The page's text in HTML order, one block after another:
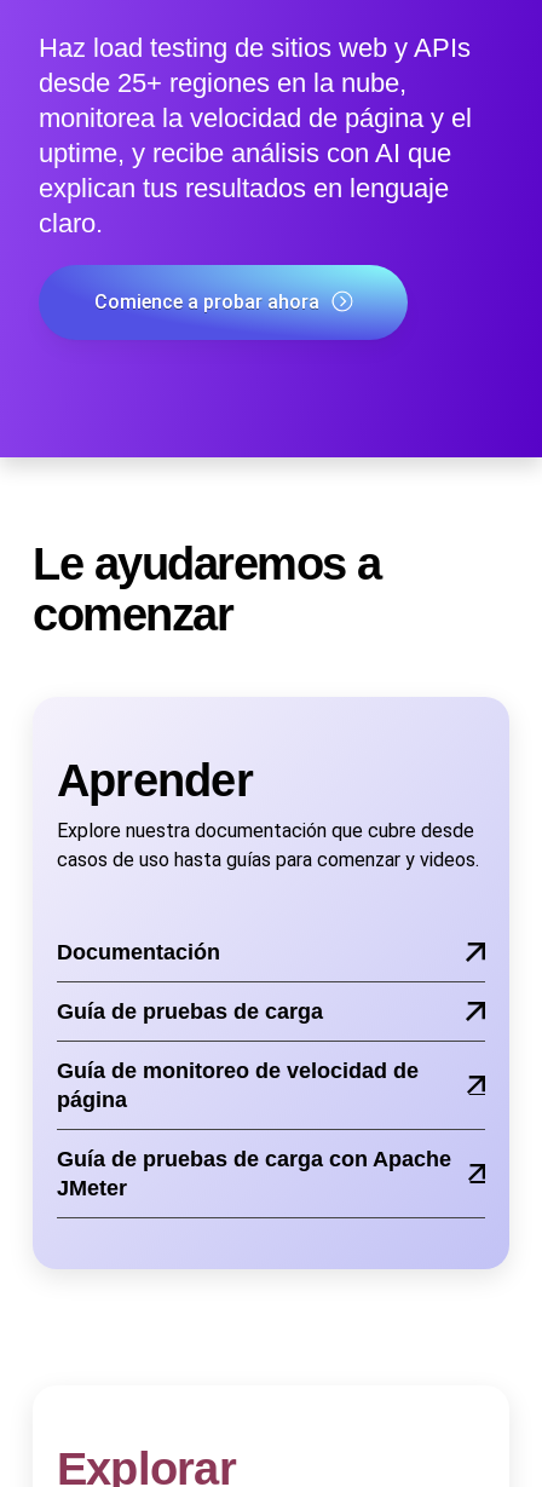
Haz load testing de sitios web y APIs
desde 25+ regiones en la nube,
monitorea la velocidad de página y el
uptime, y recibe análisis con AI que
explican tus resultados en lenguaje
claro.
Comience a probar ahora
Le ayudaremos a
comenzar
Aprender
Explore nuestra documentación que cubre desde
casos de uso hasta guías para comenzar y videos.
Documentación
Guía de pruebas de carga
Guía de monitoreo de velocidad de
página
Guía de pruebas de carga con Apache
JMeter
Explorar